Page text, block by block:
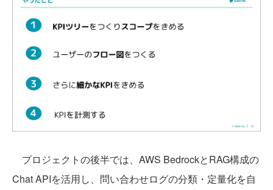
プロジェクトの後半では、AWS BedrockとRAG構成の
Chat APIを活用し、問い合わせログの分類・定量化を自